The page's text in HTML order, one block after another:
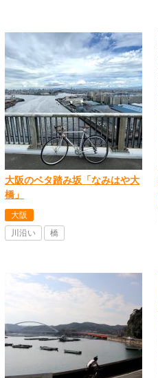
大阪のベタ踏み坂「なみはや大
橋」
大阪
川沿い
橋